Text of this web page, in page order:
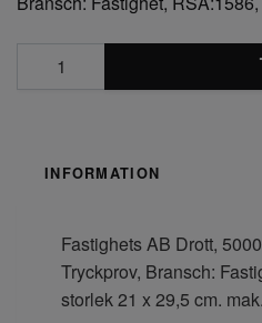
INFORMATION
Fastighets AB Drott,
Tryckprov, Bransch:
storlek 21 x 29,5 cm. mak.